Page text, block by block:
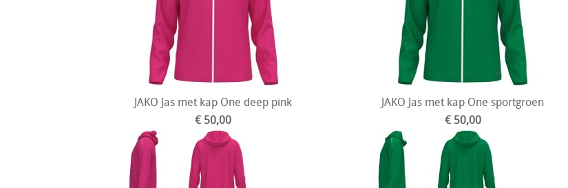
JAKO Jas met kap One deep pink
€ 50,00
JAKO Jas met kap One sportgroen
€ 50,00